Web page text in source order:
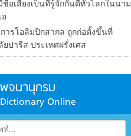
อเสียงเป็นที่รู้จักกันดีทั่วโลกในนาม
อ
ารโอลิมปิกสากล ถูกก่อตั้งขึ้นที่
ปารีส ประเทศฝรั่งเศส
พจนานุกรม
Dictionary Online